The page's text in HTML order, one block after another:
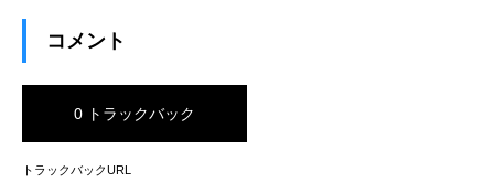
コメント
0 トラックバック
トラックバックURL